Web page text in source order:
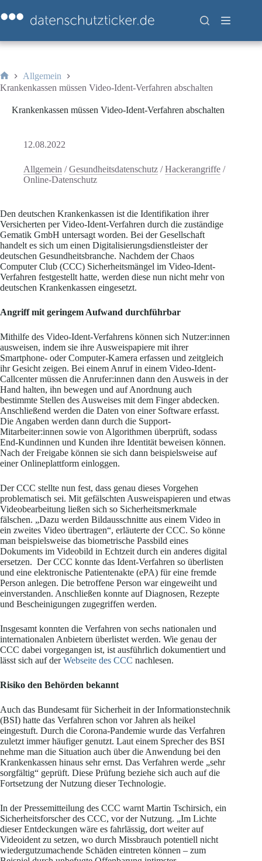
Inhalt
springen
Start
Allgemein
Krankenkassen müssen Video-Ident-Verfahren abschalten
Krankenkassen müssen Video-Ident-Verfahren abschalten
12.08.2022
Allgemein /Gesundheitsdatenschutz /Hackerangriffe /
Online-Datenschutz
Den deutschen Krankenkassen ist die Identifikation ihrer
Versicherten per Video-Ident-Verfahren durch die zuständige
Gematik GmbH untersagt worden. Bei der Gesellschaft
handelt es sich um einen Digitalisierungsdienstleister der
deutschen Gesundheitsbranche. Nachdem der Chaos
Computer Club (CCC) Sicherheitsmängel im Video-Ident-
Verfahren festgestellt hatte, werden diese nun nicht mehr von
deutschen Krankenkassen eingesetzt.
Angriff mit geringem Aufwand durchführbar
Mithilfe des Video-Ident-Verfahrens können sich Nutzer:innen
ausweisen, indem sie ihre Ausweispapiere mit ihrer
Smartphone- oder Computer-Kamera erfassen und zeitgleich
ihr Gesicht zeigen. Bei einem Anruf in einem Video-Ident-
Callcenter müssen die Anrufer:innen dann den Ausweis in der
Hand halten, ihn bewegen und auf Anordnung auch
bestimmte Stellen des Ausweises mit dem Finger abdecken.
Anschließend werden die Daten von einer Software erfasst.
Die Angaben werden dann durch die Support-
Mitarbeiter:innen sowie von Algorithmen überprüft, sodass
End-Kundinnen und Kunden ihre Identität beweisen können.
Nach der Freigabe können sie sich dann beispielsweise auf
einer Onlineplattform einloggen.
Der CCC stellte nun fest, dass genau dieses Vorgehen
problematisch sei. Mit gefälschten Ausweispapieren und etwas
Videobearbeitung ließen sich so Sicherheitsmerkmale
fälschen. „Dazu werden Bildausschnitte aus einem Video in
ein zweites Video übertragen“, erläuterte der CCC. So könne
man beispielsweise das biometrische Passbild eines
Dokuments im Videobild in Echtzeit durch ein anderes digital
ersetzen. Der CCC konnte das Ident-Verfahren so überlisten
und eine elektronische Patientenakte (ePA) für eine fremde
Person anlegen. Die betroffene Person war eingeweiht und
einverstanden. Anschließen konnte auf Diagnosen, Rezepte
und Bescheinigungen zugegriffen werden.
Insgesamt konnten die Verfahren von sechs nationalen und
internationalen Anbietern überlistet werden. Wie genau der
CCC dabei vorgegangen ist, ist ausführlich dokumentiert und
lässt sich auf derWebseite des CCC nachlesen.
Risiko den Behörden bekannt
Auch das Bundesamt für Sicherheit in der Informationstechnik
(BSI) hatte das Verfahren schon vor Jahren als heikel
eingestuft. Durch die Corona-Pandemie wurde das Verfahren
zuletzt immer häufiger genutzt. Laut einem Sprecher des BSI
nehme man die Situation auch über die Anwendung bei den
Krankenkassen hinaus sehr ernst. Das Verfahren werde „sehr
sorgfältig“ geprüft. Diese Prüfung beziehe sich auch auf die
Fortsetzung der Nutzung dieser Technologie.
In der Pressemitteilung des CCC warnt Martin Tschirsich, ein
Sicherheitsforscher des CCC, vor der Nutzung. „Im Lichte
dieser Entdeckungen wäre es fahrlässig, dort weiter auf
Videoident zu setzen, wo durch Missbrauch potentiell nicht
wiedergutzumachende Schäden eintreten können – zum